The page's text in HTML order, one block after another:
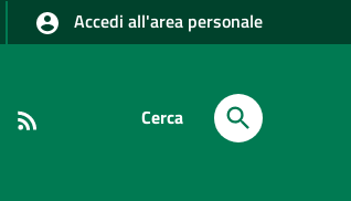
Accedi all'area personale
Cerca